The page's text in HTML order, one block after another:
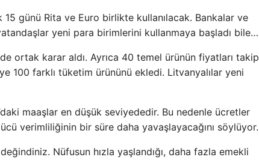
15 günü Rita ve Euro birlikte kullanılacak. Bankalar ve
yeni para birimlerini kullanmaya başladı bile…
ortak karar aldı. Ayrıca 40 temel ürünün fiyatları takip
100 farklı tüketim ürününü ekledi. Litvanyalılar yeni
maaşlar en düşük seviyededir. Bu nedenle ücretler
verimliliğinin bir süre daha yavaşlayacağını söylüyor.
Nüfusun hızla yaşlandığı, daha fazla emekli